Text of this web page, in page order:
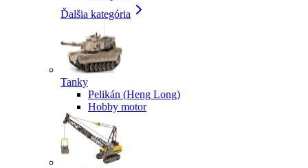
Ďalšia kategória
Tanky
Pelikán (Heng Long)
Hobby motor